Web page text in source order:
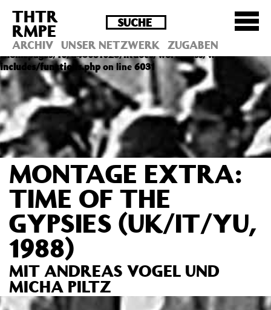
Deprecated : Die Funktion post_permalink ist seit
Version 4.4.0 veraltet! Verwende stattdessen
get_permalink(). in
/homepages/10/d43051023/htdocs/wordpress/wp-
includes/functions.php on line6031
THTR
RMPE
ARCHIV UNSER NETZWERK ZUGABEN
MONTAGE EXTRA:
TIME OF THE
GYPSIES (UK/IT/YU,
1988)
MIT ANDREAS VOGEL UND
MICHA PILTZ